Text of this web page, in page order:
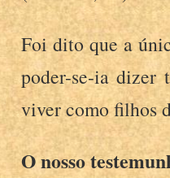
Foi dito que a
poder-se-ia dizer
viver como filhos
O nosso